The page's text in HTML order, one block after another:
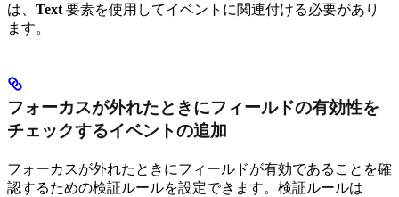
は、 Text 要素を使用してイベントに関連付ける必要があり
ます。
フォーカスが外れたときにフィールドの有効性を
チェックするイベントの追加
フォーカスが外れたときにフィールドが有効であることを確
認するための検証ルールを設定できます。検証ルールは